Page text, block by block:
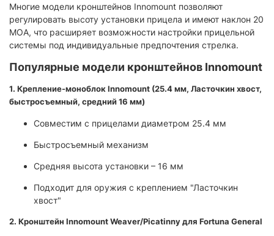
Многие модели кронштейнов Innomount позволяют
регулировать высоту установки прицела и имеют наклон 20
MOA, что расширяет возможности настройки прицельной
системы под индивидуальные предпочтения стрелка.​
Популярные модели кронштейнов Innomount
1. Крепление-моноблок Innomount (25.4 мм, Ласточкин хвост,
быстросъемный, средний 16 мм)
Совместим с прицелами диаметром 25.4 мм
Быстросъемный механизм
Средняя высота установки – 16 мм
Подходит для оружия с креплением "Ласточкин
хвост"
2. Кронштейн Innomount Weaver/Picatinny для Fortuna General